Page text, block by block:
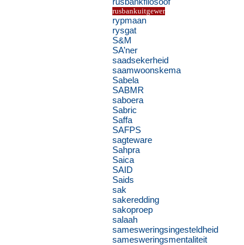
rusbankuitgewer
rypmaan
rysgat
S&M
SA’ner
saadsekerheid
saamwoonskema
Sabela
SABMR
saboera
Sabric
Saffa
SAFPS
sagteware
Sahpra
Saica
SAID
Saids
sak
sakeredding
sakoproep
salaah
samesweringsingesteldheid
samesweringsmentaliteit